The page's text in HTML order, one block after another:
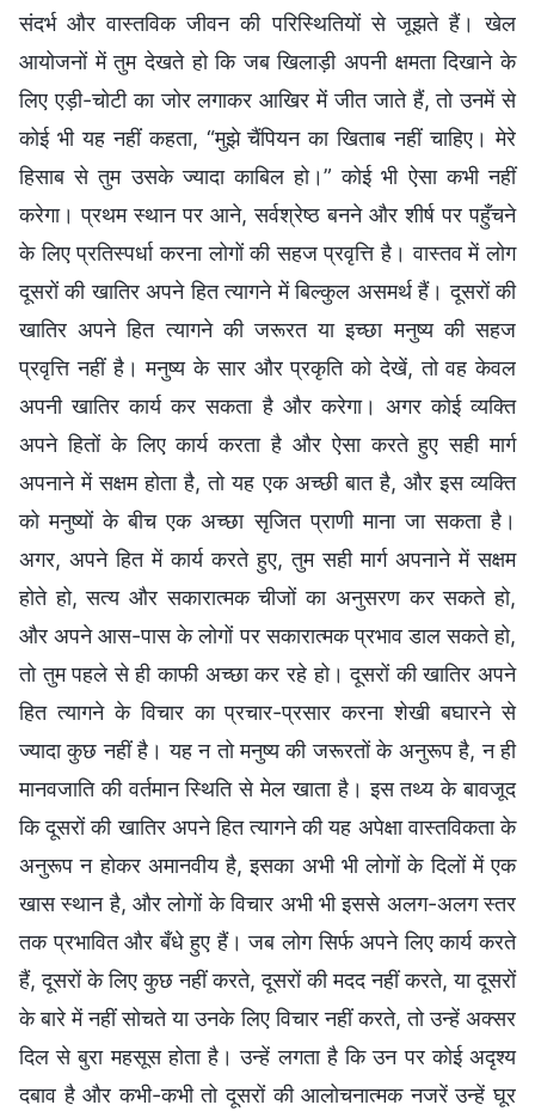
संदर्भ और वास्तविक जीवन की परिस्थितियों से जूझते हैं। खेल
आयोजनों में तुम देखते हो कि जब खिलाड़ी अपनी क्षमता दिखाने के
लिए एड़ी-चोटी का जोर लगाकर आखिर में जीत जाते हैं, तो उनमें से
कोई भी यह नहीं कहता, “मुझे चैंपियन का खिताब नहीं चाहिए। मेरे
हिसाब से तुम उसके ज्यादा काबिल हो।” कोई भी ऐसा कभी नहीं
करेगा। प्रथम स्थान पर आने, सर्वश्रेष्ठ बनने और शीर्ष पर पहुँचने
के लिए प्रतिस्पर्धा करना लोगों की सहज प्रवृत्ति है। वास्तव में लोग
दूसरों की खातिर अपने हित त्यागने में बिल्कुल असमर्थ हैं। दूसरों की
खातिर अपने हित त्यागने की जरूरत या इच्छा मनुष्य की सहज
प्रवृत्ति नहीं है। मनुष्य के सार और प्रकृति को देखें, तो वह केवल
अपनी खातिर कार्य कर सकता है और करेगा। अगर कोई व्यक्ति
अपने हितों के लिए कार्य करता है और ऐसा करते हुए सही मार्ग
अपनाने में सक्षम होता है, तो यह एक अच्छी बात है, और इस व्यक्ति
को मनुष्यों के बीच एक अच्छा सृजित प्राणी माना जा सकता है।
अगर, अपने हित में कार्य करते हुए, तुम सही मार्ग अपनाने में सक्षम
होते हो, सत्य और सकारात्मक चीजों का अनुसरण कर सकते हो,
और अपने आस-पास के लोगों पर सकारात्मक प्रभाव डाल सकते हो,
तो तुम पहले से ही काफी अच्छा कर रहे हो। दूसरों की खातिर अपने
हित त्यागने के विचार का प्रचार-प्रसार करना शेखी बघारने से
ज्यादा कुछ नहीं है। यह न तो मनुष्य की जरूरतों के अनुरूप है, न ही
मानवजाति की वर्तमान स्थिति से मेल खाता है। इस तथ्य के बावजूद
कि दूसरों की खातिर अपने हित त्यागने की यह अपेक्षा वास्तविकता के
अनुरूप न होकर अमानवीय है, इसका अभी भी लोगों के दिलों में एक
खास स्थान है, और लोगों के विचार अभी भी इससे अलग-अलग स्तर
तक प्रभावित और बँधे हुए हैं। जब लोग सिर्फ अपने लिए कार्य करते
हैं, दूसरों के लिए कुछ नहीं करते, दूसरों की मदद नहीं करते, या दूसरों
के बारे में नहीं सोचते या उनके लिए विचार नहीं करते, तो उन्हें अक्सर
दिल से बुरा महसूस होता है। उन्हें लगता है कि उन पर कोई अदृश्य
दबाव है और कभी-कभी तो दूसरों की आलोचनात्मक नजरें उन्हें घूर